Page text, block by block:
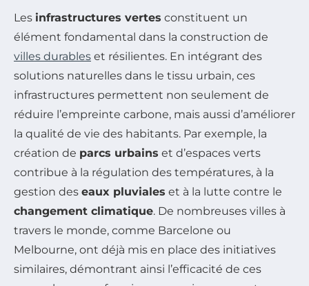
Les infrastructures vertes constituent un
élément fondamental dans la construction de
villes durables et résilientes. En intégrant des
solutions naturelles dans le tissu urbain, ces
infrastructures permettent non seulement de
réduire l’empreinte carbone, mais aussi d’améliorer
la qualité de vie des habitants. Par exemple, la
création de parcs urbains et d’espaces verts
contribue à la régulation des températures, à la
gestion des eaux pluviales et à la lutte contre le
changement climatique. De nombreuses villes à
travers le monde, comme Barcelone ou
Melbourne, ont déjà mis en place des initiatives
similaires, démontrant ainsi l’efficacité de ces